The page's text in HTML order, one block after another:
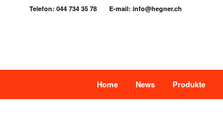
Telefon: 044 734 35 78 E-mail: info@hegner.ch
Home News Produkte